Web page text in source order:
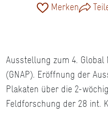
Merken
Ausstellung zum 4.
(GNAP). Eröffnung der
Plakaten über die 2-
Feldforschung der 28 int.